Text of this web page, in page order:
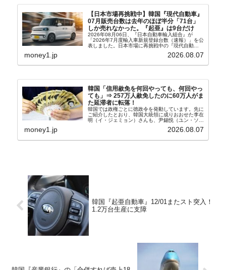
【日本市場再挑戦中】韓国『現代自動車』
07月販売台数は去年のほぼ半分「71台」
しか売れなかった。『起亜』は9台だけ
2026年08月06日、『日本自動車輸入組合』が
「2026年7月度輸入車新規登録台数（速報）」を公
表しました。日本市場に再挑戦中の『現代自動
台数はこの中に捉えられているはずです。先月から
money1.jp 2026.08.07
韓国「信用赦免を何回やっても、何回やっ
ても」⇒ 257万人赦免したのに60万人がま
た延滞者に転落！
韓国では政権ごとに徳政令を発動しています。先に
ご紹介したとおり、韓国大統領に成りおおせた李在
明（イ・ジェミョン）さんも、尹錫悦（ユン・ソギ
バンクにして不良債権の買い取りを行い、分割償還
money1.jp 2026.08.07
韓国『起亜自動車』12/01またスト突入！
1.2万台生産に支障